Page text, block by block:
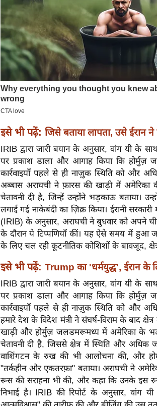
इसे भी पढ़ें: जिसे बताया लापता, उसे ईरान ने
IRIB द्वारा जारी बयान के अनुसार, वांग यी के
पर प्रकाश डाला और आगाह किया कि
कार्रवाइयाँ पहले से ही नाज़ुक स्थिति को और
अब्बास अराघची ने फ़ारस की खाड़ी में अमेरिका
चेतावनी दी है, जिन्हें उन्होंने भड़काऊ बताया।
लगाई गई नाकेबंदी का ज़िक्र किया। ईरानी
(IRIB) के अनुसार, अराघची ने बुधवार को अपने
के दौरान ये टिप्पणियाँ कीं। यह ऐसे समय में हुआ
के लिए चल रही कूटनीतिक कोशिशों के बावजूद,
इसे भी पढ़ें: Trump का 'धर्मयुद्ध', ईरान के
IRIB द्वारा जारी बयान के अनुसार, वांग यी के
पर प्रकाश डाला और आगाह किया कि
कार्रवाइयाँ पहले से ही नाज़ुक स्थिति को और
हमारे देश के विदेश मंत्री ने संघर्ष-विराम के बाद
खाड़ी और होर्मुज़ जलडमरूमध्य में अमेरिका के
चेतावनी दी है, जिससे क्षेत्र में स्थिति और अधिक
वाशिंगटन के रुख की भी आलोचना की, और
"तर्कहीन और एकतरफ़ा" बताया। अराघची ने
रूस की सराहना भी की, और कहा कि उनके इस
निभाई है। IRIB की रिपोर्ट के अनुसार, वांग